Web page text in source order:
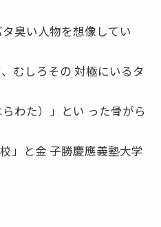
臭い人物を想像してい
むしろその 対極にいるタ
わた）」とい った骨がら
」と金 子勝慶應義塾大学